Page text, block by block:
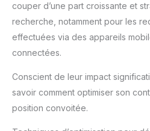
couper d’une part croissante et
recherche, notamment pour les
effectuées via des appareils
connectées.
Conscient de leur impact
savoir comment optimiser son
position convoitée.